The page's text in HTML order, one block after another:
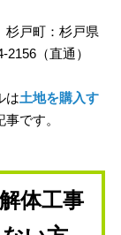
杉戸町：杉戸県
（直通）
は土地を購入す
です。
体工事